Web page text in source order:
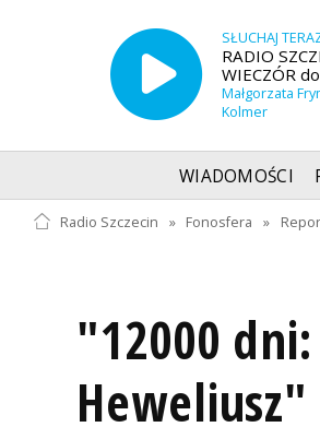
SŁUCHAJ
RADIO
WIECZÓR
Małgorzata
Kolmer
WIADOMOŚCI
Radio Szczecin » Fonosfera »
"12000